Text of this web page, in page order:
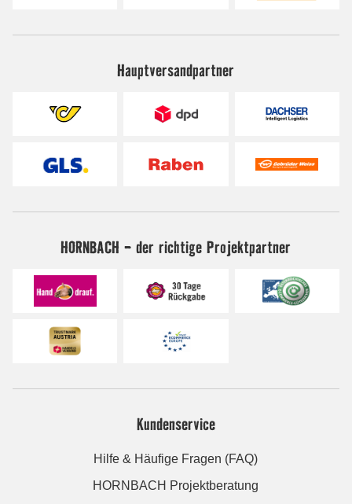
Hauptversandpartner
HORNBACH - der richtige Projektpartner
Kundenservice
Hilfe & Häufige Fragen (FAQ)
HORNBACH Projektberatung